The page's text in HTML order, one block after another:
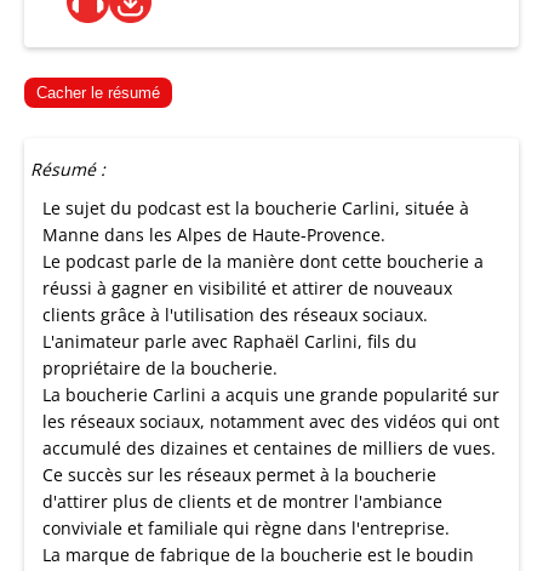
Cacher le résumé
Résumé :
Le sujet du podcast est la boucherie Carlini, située à
Manne dans les Alpes de Haute-Provence.
Le podcast parle de la manière dont cette boucherie a
réussi à gagner en visibilité et attirer de nouveaux
clients grâce à l'utilisation des réseaux sociaux.
L'animateur parle avec Raphaël Carlini, fils du
propriétaire de la boucherie.
La boucherie Carlini a acquis une grande popularité sur
les réseaux sociaux, notamment avec des vidéos qui ont
accumulé des dizaines et centaines de milliers de vues.
Ce succès sur les réseaux permet à la boucherie
d'attirer plus de clients et de montrer l'ambiance
conviviale et familiale qui règne dans l'entreprise.
La marque de fabrique de la boucherie est le boudin